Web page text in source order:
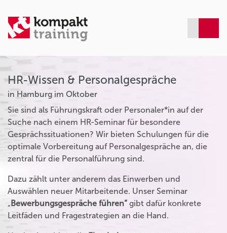
HR-Wissen & Personalgespräche
in Hamburg im Oktober
Sie sind als Führungskraft oder Personaler*in auf der
Suche nach einem HR-Seminar für besondere
Gesprächssituationen? Wir bieten Schulungen für die
optimale Vorbereitung auf Personalgespräche an, die
zentral für die Personalführung sind.
Dazu zählt unter anderem das Einwerben und
Auswählen neuer Mitarbeitende. Unser Seminar
„Bewerbungsgespräche führen“ gibt dafür konkrete
Leitfäden und Fragestrategien an die Hand.